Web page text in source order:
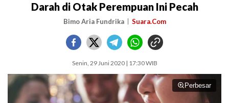
Darah di Otak Perempuan Ini Pecah
Bimo Aria Fundrika Suara.Com
Senin, 29 Juni 2020 | 17:30 WIB
Perbesar